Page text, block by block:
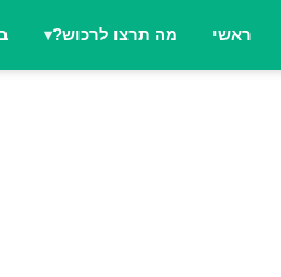
ראשי מה תרצו לרכוש?